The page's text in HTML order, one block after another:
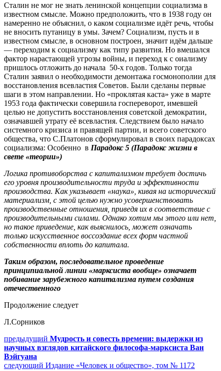
Сталин не мог не знать ленинской концепции социализма в
известном смысле. Можно предположить, что в 1938 году он
намеренно не объяснил, о каком социализме идёт речь, чтобы
не вносить путаницу в умы. Зачем? Социализм, пусть и в
известном смысле, в основном построен, значит идём дальше
— переходим к социализму как типу развития. Но вмешался
фактор нарастающей угрозы войны, и переход к с оиализму
пришлось отложить до начала 50-х годов. Только тогда
Сталин заявил о необходимости демонтажа госмонополии для
восстановления всевластия Советов. Были сделаны первые
шаги в этом направлении. Но «проклятая каста» уже в марте
1953 года фактически совершила госпереворот, имевшей
целью не допустить восстановления советской демократии,
означавшей утрату её всевластия. Следствием было начало
системного кризиса и правящей партии, и всего советского
общества, что С.Платонов сформулировал в своих парадоксах
социализма: Особенно в Парадокс 5 (Парадокс жизни в
свете «теории»)
Логика противоборства с капитализмом требует достичь
его уровня производительности труда и эффективности
производства. Как указывает «наука», кивая на исторический
материализм, с этой целью нужно усовершенствовать
производственные отношения, приведя их в соответствие с
производительными силами. Однако хотим мы этого или нет,
но такое приведение, как выяснилось, может означать
только искусственное воссоздание всех форм частной
собственности вплоть до капитала.
Таким образом, последовательное проведение
принципиальной линии «марксиста вообще» означает
побивание зарубежного капитализма путем создания
отечественного
Продолжение следует
Л.Сорников
Навигация
по
записям
предыдущий Предыдущий
пост:
Мудрость и совесть времени: выдержки из
научных взглядов китайского философа-марксиста Ван
Вэйгуана
следующий Следующее
Издание «Человек и общество», том № 1172